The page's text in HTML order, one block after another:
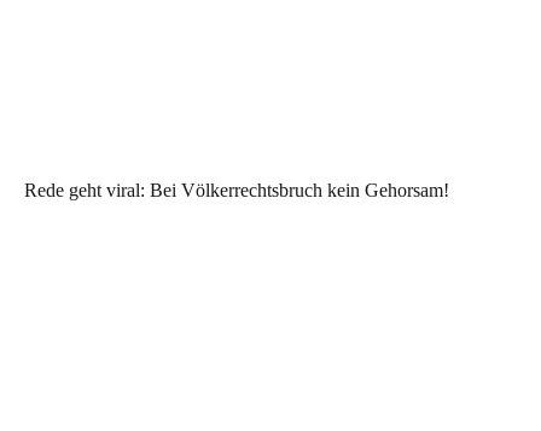
Rede geht viral: Bei Völkerrechtsbruch kein Gehorsam!